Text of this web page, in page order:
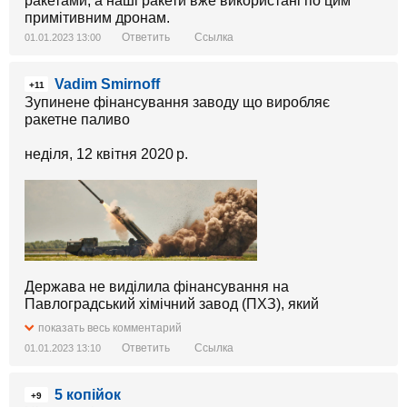
примітивним дронам.
01.01.2023 13:00 Ответить Ссылка
+11
Vadim Smirnoff
Зупинене фінансування заводу що виробляє
ракетне паливо
неділя, 12 квітня 2020 р.
Держава не виділила фінансування на
Павлоградський хімічний завод (ПХЗ), який
виробляє, переробляє і утилізує ракетне паливо.
Вже звільнено 687 працівників. Зупинка заводу буде
означати зупинку всієї ракетної галузі, зокрема
показать весь комментарий
01.01.2023 13:10 Ответить Ссылка
+9
5 копійок